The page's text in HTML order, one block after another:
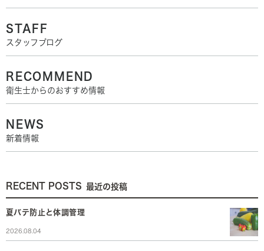
STAFF
スタッフブログ
RECOMMEND
衛生士からのおすすめ情報
NEWS
新着情報
RECENT POSTS 最近の投稿
夏バテ防止と体調管理
2026.08.04